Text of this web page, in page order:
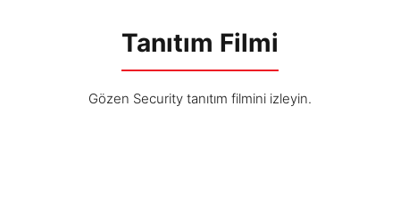
Tanıtım Filmi
Gözen Security tanıtım filmini izleyin.